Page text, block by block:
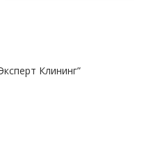
Клининг”